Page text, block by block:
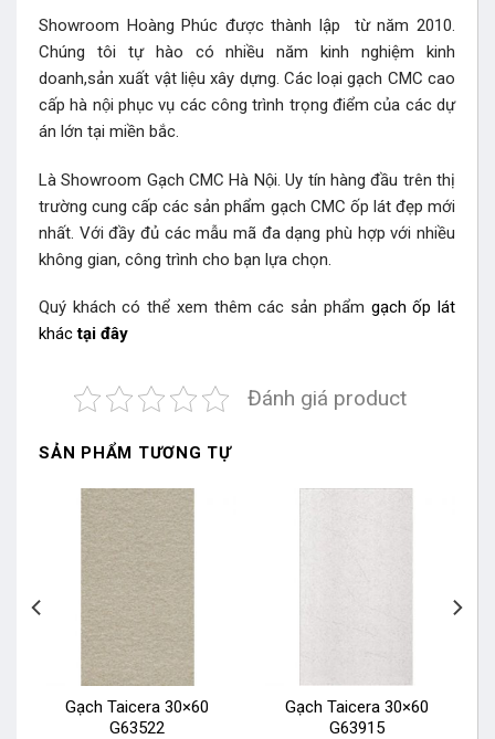
Showroom Hoàng Phúc được thành lập từ năm 2010.
Chúng tôi tự hào có nhiều năm kinh nghiệm kinh
doanh,sản xuất vật liệu xây dựng. Các loại gạch CMC cao
cấp hà nội phục vụ các công trình trọng điểm của các dự
án lớn tại miền bắc.
Là Showroom Gạch CMC Hà Nội. Uy tín hàng đầu trên thị
trường cung cấp các sản phẩm gạch CMC ốp lát đẹp mới
nhất. Với đầy đủ các mẫu mã đa dạng phù hợp với nhiều
không gian, công trình cho bạn lựa chọn.
Quý khách có thể xem thêm các sản phẩm gạch ốp lát
khác tại đây
Đánh giá product
SẢN PHẨM TƯƠNG TỰ
Gạch Taicera 30×60
G63522
Gạch Taicera 30×60
G63915